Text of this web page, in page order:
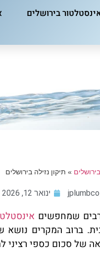
בירושלים
» תיקון נזילה בירושלים
ינואר 12, 2026
שמחפשים
ברוב המקרים נושא
של סכום כספי רציני